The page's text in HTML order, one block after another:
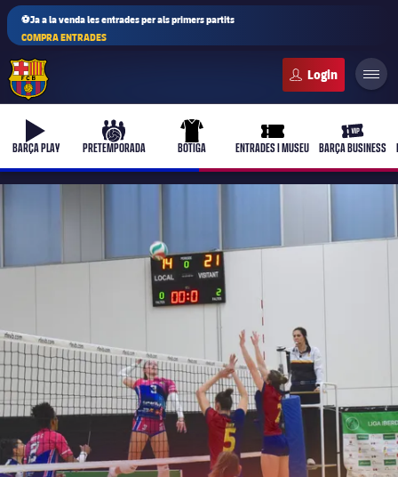
⚽Ja a la venda les entrades per als primers partits
COMPRA ENTRADES
b-play
BARÇA PLAY
culers-ball
PRETEMPORADA
uniform
BOTIGA
ticket-full
ENTRADES I MUSEU
ticket-
BARÇA BUSINESS
plusicon
més